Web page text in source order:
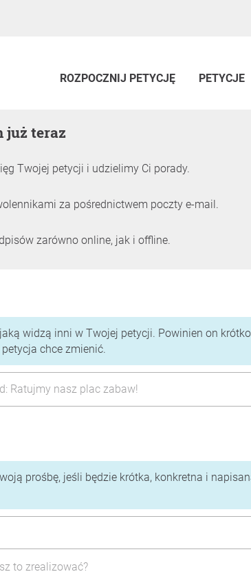
ROZPOCZNIJ PETYCJĘ PETYCJE
już teraz
Twojej petycji i udzielimy Ci porady.
za pośrednictwem poczty e-mail.
zarówno online, jak i offline.
widzą inni w Twojej petycji. Powinien on
chce zmienić.
prośbę, jeśli będzie krótka, konkretna i